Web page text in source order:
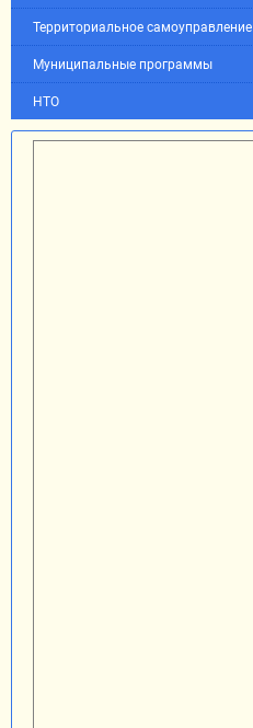
Территориальное самоуправление
Муниципальные программы
НТО